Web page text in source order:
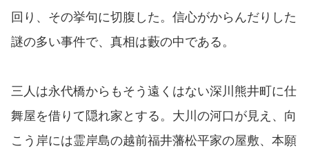
回り、その挙句に切腹した。信心がからんだりした
謎の多い事件で、真相は藪の中である。
三人は永代橋からもそう遠くはない深川熊井町に仕
舞屋を借りて隠れ家とする。大川の河口が見え、向
こう岸には霊岸島の越前福井藩松平家の屋敷、本願